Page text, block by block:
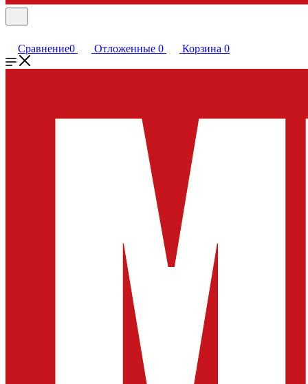
Сравнение0 Отложенные 0 Корзина 0